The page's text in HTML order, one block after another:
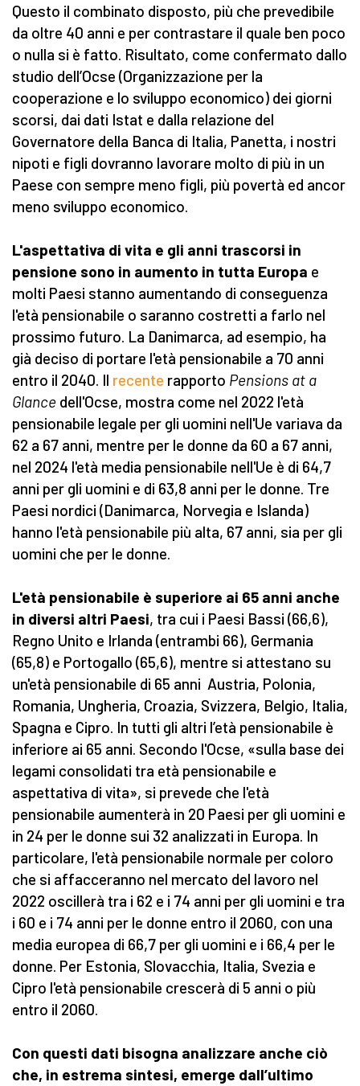
Questo il combinato disposto, più che prevedibile
da oltre 40 anni e per contrastare il quale ben poco
o nulla si è fatto. Risultato, come confermato dallo
studio dell’Ocse (Organizzazione per la
cooperazione e lo sviluppo economico) dei giorni
scorsi, dai dati Istat e dalla relazione del
Governatore della Banca di Italia, Panetta, i nostri
nipoti e figli dovranno lavorare molto di più in un
Paese con sempre meno figli, più povertà ed ancor
meno sviluppo economico.
L'aspettativa di vita e gli anni trascorsi in
pensione sono in aumento in tutta Europa e
molti Paesi stanno aumentando di conseguenza
l'età pensionabile o saranno costretti a farlo nel
prossimo futuro. La Danimarca, ad esempio, ha
già deciso di portare l'età pensionabile a 70 anni
entro il 2040. Il recente rapporto Pensions at a
Glance dell'Ocse, mostra come nel 2022 l'età
pensionabile legale per gli uomini nell'Ue variava da
62 a 67 anni, mentre per le donne da 60 a 67 anni,
nel 2024 l'età media pensionabile nell'Ue è di 64,7
anni per gli uomini e di 63,8 anni per le donne. Tre
Paesi nordici (Danimarca, Norvegia e Islanda)
hanno l'età pensionabile più alta, 67 anni, sia per gli
uomini che per le donne.
L'età pensionabile è superiore ai 65 anni anche
in diversi altri Paesi, tra cui i Paesi Bassi (66,6),
Regno Unito e Irlanda (entrambi 66), Germania
(65,8) e Portogallo (65,6), mentre si attestano su
un'età pensionabile di 65 anni Austria, Polonia,
Romania, Ungheria, Croazia, Svizzera, Belgio, Italia,
Spagna e Cipro. In tutti gli altri l’età pensionabile è
inferiore ai 65 anni. Secondo l'Ocse, «sulla base dei
legami consolidati tra età pensionabile e
aspettativa di vita», si prevede che l'età
pensionabile aumenterà in 20 Paesi per gli uomini e
in 24 per le donne sui 32 analizzati in Europa. In
particolare, l'età pensionabile normale per coloro
che si affacceranno nel mercato del lavoro nel
2022 oscillerà tra i 62 e i 74 anni per gli uomini e tra
i 60 e i 74 anni per le donne entro il 2060, con una
media europea di 66,7 per gli uomini e i 66,4 per le
donne. Per Estonia, Slovacchia, Italia, Svezia e
Cipro l'età pensionabile crescerà di 5 anni o più
entro il 2060.
Con questi dati bisogna analizzare anche ciò
che, in estrema sintesi, emerge dall’ultimo